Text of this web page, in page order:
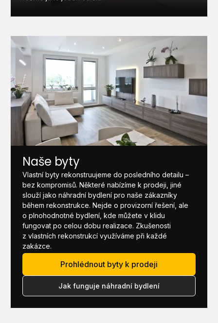
Naše byty
Vlastní byty rekonstruujeme do posledního detailu –
bez kompromisů. Některé nabízíme k prodeji, jiné
slouží jako náhradní bydlení pro naše zákazníky
během rekonstrukce. Nejde o provizorní řešení, ale
o plnohodnotné bydlení, kde můžete v klidu
fungovat po celou dobu realizace. Zkušenosti
z vlastních rekonstrukcí využíváme při každé
zakázce.
Prohlédnout byty k prodeji
Jak funguje náhradní bydlení